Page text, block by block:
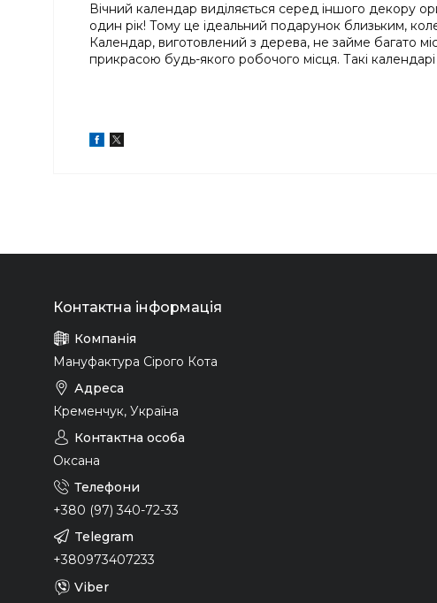
Вічний календар виділяється серед іншого декору
один рік! Тому це ідеальний подарунок близьким,
Календар, виготовлений з дерева, не займе багато
прикрасою будь-якого робочого місця. Такі
Мануфактура Сірого Кота
Кременчук, Україна
Оксана
+380 (97) 340-72-33
+380973407233